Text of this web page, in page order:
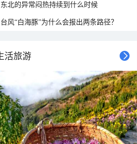
东北的异常闷热持续到什么时候
台风“白海豚”为什么会报出两条路径？
活旅游